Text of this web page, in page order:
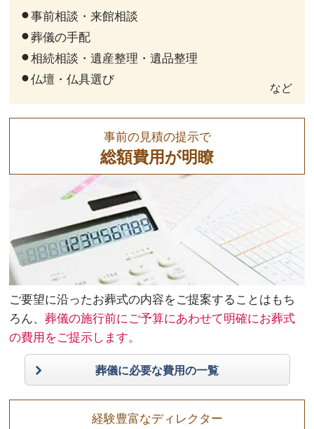
事前相談・来館相談
葬儀の手配
相続相談・遺産整理・遺品整理
仏壇・仏具選び
など
事前の見積の提示で
総額費用が明瞭
ご要望に沿ったお葬式の内容をご提案することはもち
ろん、葬儀の施行前にご予算にあわせて明確にお葬式
の費用をご提示します。
葬儀に必要な費用の一覧
経験豊富なディレクター